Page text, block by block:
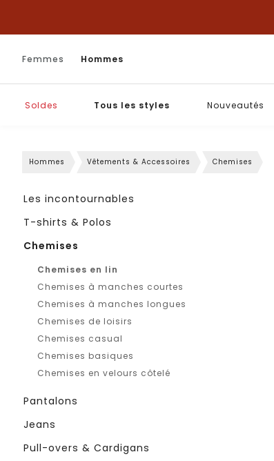
Femmes Hommes
Soldes Tous les styles Nouveautés
Hommes Vêtements & Accessoires Chemises
Les incontournables
T-shirts & Polos
Chemises
Chemises en lin
Chemises à manches courtes
Chemises à manches longues
Chemises de loisirs
Chemises casual
Chemises basiques
Chemises en velours côtelé
Pantalons
Jeans
Pull-overs & Cardigans